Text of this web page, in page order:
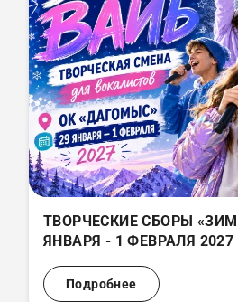
ТВОРЧЕСКИЕ СБОРЫ
ЯНВАРЯ - 1 ФЕВРАЛЯ 2027
Подробнее